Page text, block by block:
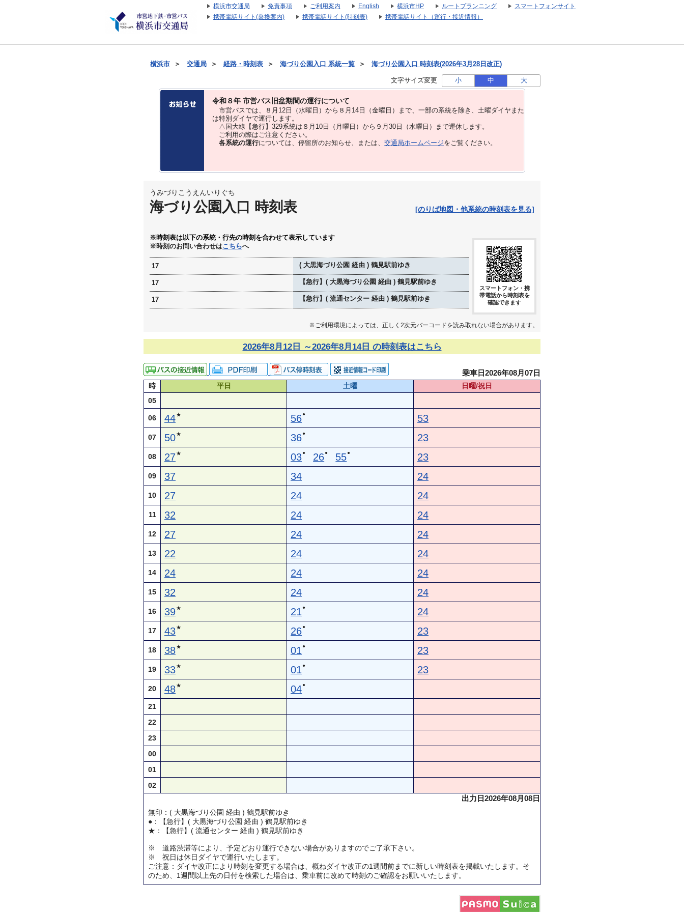
横浜市交通局 免責事項 ご利用案内 English 横浜市HP ルートプランニング
スマートフォンサイト
携帯電話サイト(乗換案内)
携帯電話サイト(時刻表) 携帯電話サイト（運行・接近情報）
横浜市 ＞ 交通局 ＞ 経路・時刻表 ＞ 海づり公園入口 系統一覧 ＞ 海づり公園入口 時刻表(2026年3月28日改正)
文字サイズ変更 小 中 大
令和８年 市営バス旧盆期間の運行について
市営バスでは、８⽉12⽇（水曜日）から８⽉14⽇（金曜日）まで、⼀部の系統を除き、⼟曜ダイヤまた
は特別ダイヤで運⾏します。
△国大線【急行】329系統は８月10日（月曜日）から９月30日（水曜日）まで運休します。
ご利用の際はご注意ください。
各系統の運行については、停留所のお知らせ、または、 交通局ホームページをご覧ください。
うみづりこうえんいりぐち
海づり公園入口 時刻表 [のりば地図・他系統の時刻表を見る]
※時刻表は以下の系統・行先の時刻を合わせて表示しています
※時刻のお問い合わせはこちらへ
17 ( 大黒海づり公園 経由 ) 鶴見駅前ゆき
17 【急行】( 大黒海づり公園 経由 ) 鶴見駅前ゆき
17 【急行】( 流通センター 経由 ) 鶴見駅前ゆき
スマートフォン・携
帯電話から時刻表を
確認できます
※ご利用環境によっては、正しく2次元バーコードを読み取れない場合があります。
2026年8月12日 ～2026年8月14日 の時刻表はこちら
乗車日2026年08月07日
時 平日 土曜
日曜/祝日
05
06 44★ 56● 53
07 50★ 36● 23
08 27★ 03● 26● 55● 23
09 37 34 24
10 27 24 24
11 32 24 24
12 27 24 24
13 22 24 24
14 24 24 24
15 32 24 24
16 39★ 21 ● 24
17 43★ 26● 23
18 38★ 01 ● 23
19 33★ 01 ● 23
20 48★ 04●
21
22
23
00
01
02
出力日2026年08月08日
無印：( 大黒海づり公園 経由 ) 鶴見駅前ゆき
●：【急行】( 大黒海づり公園 経由 ) 鶴見駅前ゆき
★：【急行】( 流通センター 経由 ) 鶴見駅前ゆき
※ 道路渋滞等により、予定どおり運行できない場合がありますのでご了承下さい。
※ 祝日は休日ダイヤで運行いたします。
ご注意：ダイヤ改正により時刻を変更する場合は、概ねダイヤ改正の1週間前までに新しい時刻表を掲載いたします。そ
のため、1週間以上先の日付を検索した場合は、乗車前に改めて時刻のご確認をお願いいたします。